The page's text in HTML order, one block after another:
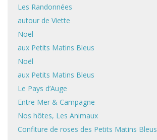
Les Randonnées
autour de Viette
Noël
aux Petits Matins Bleus
Noël
aux Petits Matins Bleus
Le Pays d’Auge
Entre Mer & Campagne
Nos hôtes, Les Animaux
Confiture de roses des Petits Matins Bleus